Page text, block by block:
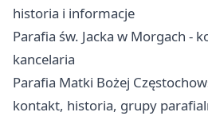
historia i informacje
Parafia św. Jacka w Morgach -
kancelaria
Parafia Matki Bożej
kontakt, historia, grupy